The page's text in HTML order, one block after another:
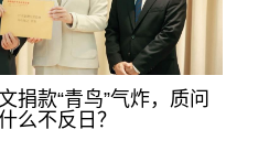
捐款“青鸟”气炸，质问
么不反日？